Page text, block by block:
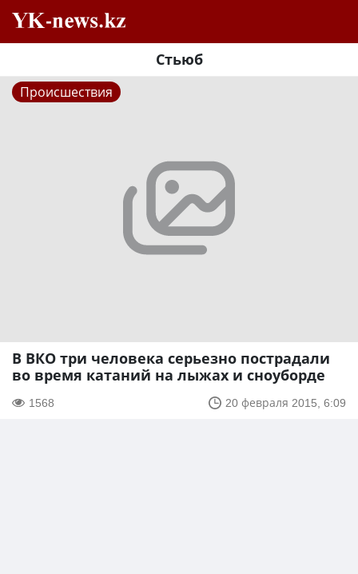
Стьюб
Происшествия
В ВКО три человека серьезно пострадали
во время катаний на лыжах и сноуборде
1568 20 февраля 2015, 6:09